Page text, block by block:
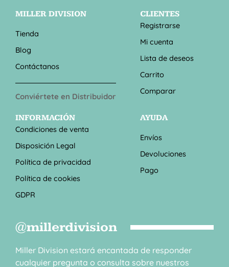
MILLER DIVISION
Tienda
Blog
Contáctanos
Conviértete en Distribuidor
CLIENTES
Registrarse
Mi cuenta
Lista de deseos
Carrito
Comparar
INFORMACIÓN
Condiciones de venta
Disposición Legal
Política de privacidad
Política de cookies
GDPR
AYUDA
Envíos
Devoluciones
Pago
@millerdivision
Miller Division estará encantada de responder
cualquier pregunta o consulta sobre nuestros